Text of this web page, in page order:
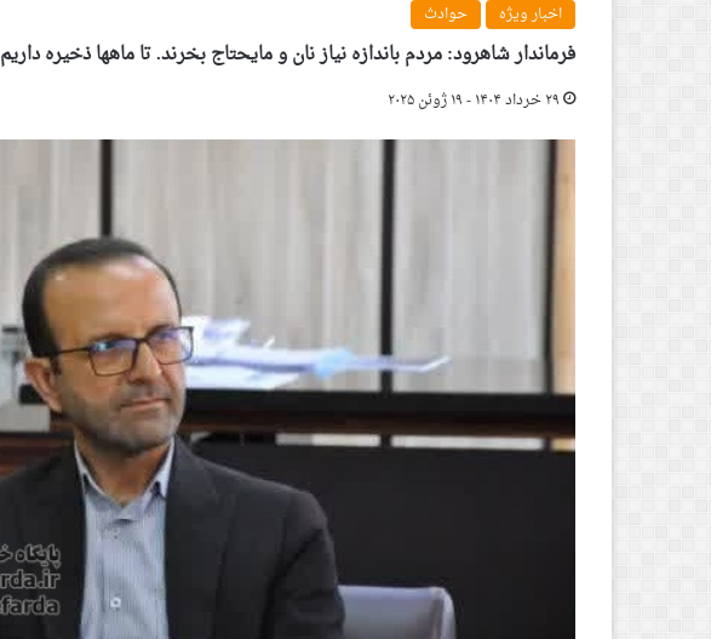
اخبار ویژه
حوادث
فرماندار شاهرود: مردم باندازه نیاز نان و مایحتاج بخرند. تا ماهها ذخیره داریم
۲۹ خرداد ۱۴۰۴ - ۱۹ ژوئن ۲۰۲۵